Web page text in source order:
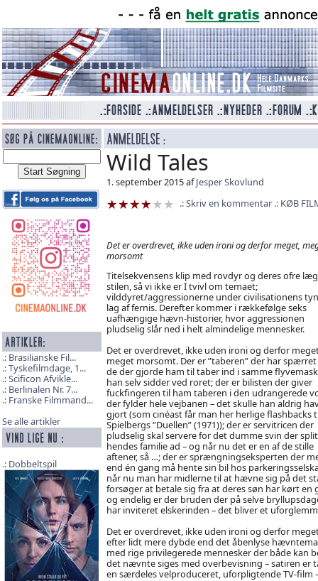
Brasilianske Fil...
Tyskefilmdage, 1...
Scificon Afvikle...
Berlinalen Nr. 7...
Franske Filmmand...
Se alle artikler
Dobbeltspil
Wild Tales
1. september 2015 afJesper Skovlund
Skriv en kommentar
KØB
Det er overdrevet, ikke uden ironi og derfor meget,
morsomt
Titelsekvensens klip med rovdyr og deres ofre
stilen, så vi ikke er I tvivl om temaet;
vilddyret/aggressionerne under civilisationens
lag af fernis. Derefter kommer i rækkefølge seks
uafhængige hævn-historier, hvor aggressionen
pludselig slår ned i helt almindelige mennesker.
Det er overdrevet, ikke uden ironi og derfor
meget morsomt. Der er ”taberen” der har spærret
de der gjorde ham til taber ind i samme
han selv sidder ved roret; der er bilisten der giver
fuckfingeren til ham taberen i den udrangerede
der fylder hele vejbanen – det skulle han aldrig
gjort (som cinéast får man her herlige flashbacks
Spielbergs ”Duellen” (1971)); der er servitricen der
pludselig skal servere for det dumme svin der
hendes familie ad – og når nu det er en af de stille
aftener, så …; der er sprængningseksperten der
end én gang må hente sin bil hos
når nu man har midlerne til at hævne sig på det
forsøger at betale sig fra at deres søn har kørt
og endelig er der bruden der på selve
har inviteret elskerinden – det bliver et
Det er overdrevet, ikke uden ironi og derfor
efter lidt mere dybde end det åbenlyse
med rige privilegerede mennesker der både kan
det nævnte siges med overbevisning – satiren er
en særdeles velproduceret, uforpligtende TV-